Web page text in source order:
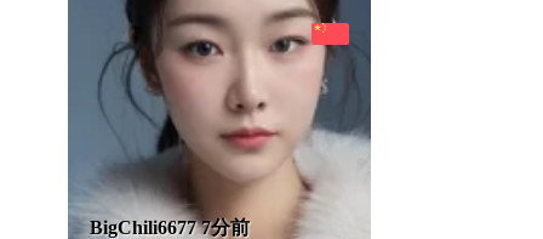
BigChili6677 7分前